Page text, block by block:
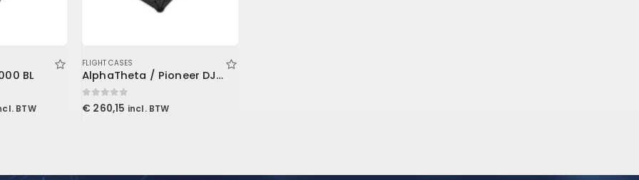
BL
BTW
FLIGHT CASES
AlphaTheta / Pioneer DJ FLT-3000X
0out of 5
€ 260,15 incl. BTW